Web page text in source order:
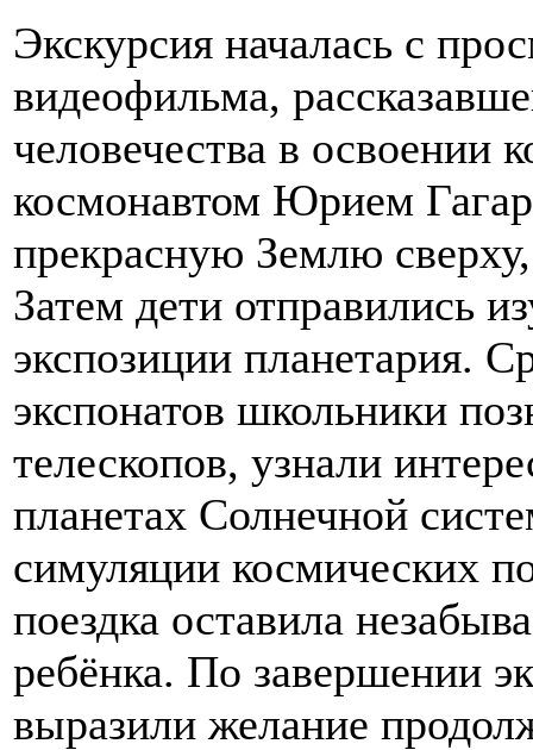
Экскурсия началась с
видеофильма,
человечества в освоении
космонавтом Юрием
прекрасную Землю
Затем дети отправились
экспозиции планетария.
экспонатов школьники
телескопов, узнали
планетах Солнечной
симуляции космических
поездка оставила
ребёнка. По завершении
выразили желание